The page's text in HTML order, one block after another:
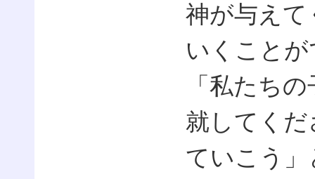
神が与えて
いくこと
「私たち
就してく
ていこう